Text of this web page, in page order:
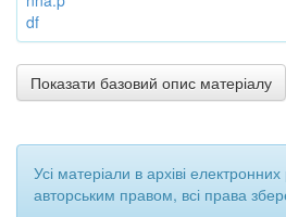
df
Показати базовий опис матеріалу
Усі матеріали в архіві
авторським правом, всі права